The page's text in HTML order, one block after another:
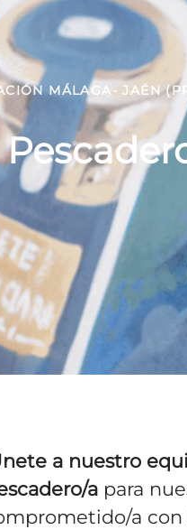
MÁLAGA- JAÉN
a nuestro
a para
a con